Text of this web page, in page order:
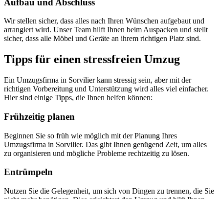
Wir stellen sicher, dass alles nach Ihren Wünschen aufgebaut und
arrangiert wird. Unser Team hilft Ihnen beim Auspacken und stellt
sicher, dass alle Möbel und Geräte an ihrem richtigen Platz sind.
Tipps für einen stressfreien Umzug
Ein Umzugsfirma in Sorvilier kann stressig sein, aber mit der
richtigen Vorbereitung und Unterstützung wird alles viel einfacher.
Hier sind einige Tipps, die Ihnen helfen können:
Frühzeitig planen
Beginnen Sie so früh wie möglich mit der Planung Ihres
Umzugsfirma in Sorvilier. Das gibt Ihnen genügend Zeit, um alles
zu organisieren und mögliche Probleme rechtzeitig zu lösen.
Entrümpeln
Nutzen Sie die Gelegenheit, um sich von Dingen zu trennen, die Sie